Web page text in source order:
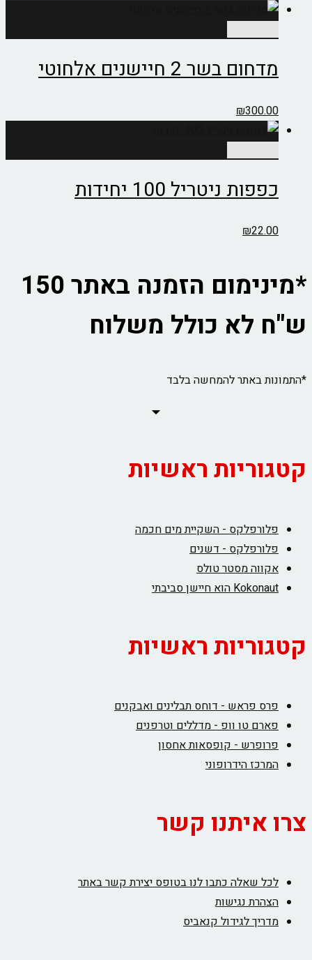
מדחום בשר 2 חיישנים אלחוטי
₪300.00
כפפות ניטריל 100 יחידות
₪22.00
*מינימום הזמנה באתר 150
ש"ח לא כולל משלוח
*התמונות באתר להמחשה בלבד
קטגוריות ראשיות
פלורפלקס - השקיית מים חכמה
פלורפלקס - דשנים
אקווה מסטר טולס
Kokonaut הוא חיישן סביבתי
קטגוריות ראשיות
פרס פראש - דוחס תבלינים ואבקנים
פארם טו וופ - מדללים וטרפנים
פרופרש - קופסאות אחסון
המרכז הידרופוני
צרו איתנו קשר
לכל שאלה כתבו לנו בטופס יצירת קשר באתר
הצהרת נגישות
מדריך לגידול קנאביס